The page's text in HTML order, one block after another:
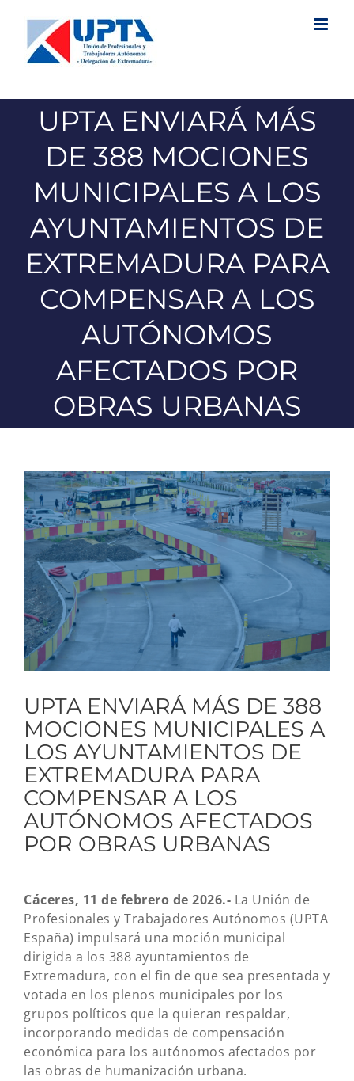
contenido
UPTA ENVIARÁ MÁS
DE 388 MOCIONES
MUNICIPALES A LOS
AYUNTAMIENTOS DE
EXTREMADURA PARA
COMPENSAR A LOS
AUTÓNOMOS
AFECTADOS POR
OBRAS URBANAS
Ver
imagen
más
grande
UPTA ENVIARÁ MÁS DE 388
MOCIONES MUNICIPALES A
LOS AYUNTAMIENTOS DE
EXTREMADURA PARA
COMPENSAR A LOS
AUTÓNOMOS AFECTADOS
POR OBRAS URBANAS
Cáceres, 11 de febrero de 2026.- La Unión de
Profesionales y Trabajadores Autónomos (UPTA
España) impulsará una moción municipal
dirigida a los 388 ayuntamientos de
Extremadura, con el fin de que sea presentada y
votada en los plenos municipales por los
grupos políticos que la quieran respaldar,
incorporando medidas de compensación
económica para los autónomos afectados por
las obras de humanización urbana.